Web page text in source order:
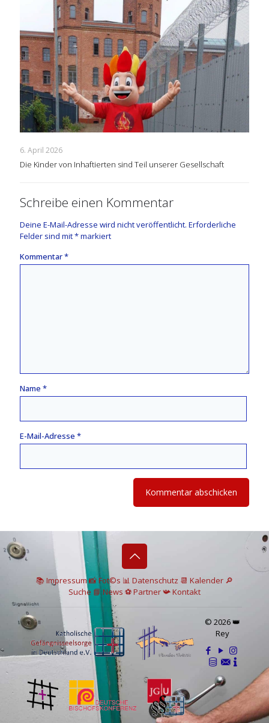
6. April 2026
Die Kinder von Inhaftierten sind Teil unserer Gesellschaft
Schreibe einen Kommentar
Deine E-Mail-Adresse wird nicht veröffentlicht. Erforderliche
Felder sind mit*markiert
Kommentar*
Name *
E-Mail-Adresse *
📚 Impressum📸Fot©s 📊 Datenschutz 📆 Kalender 🔎
Suche 📘 News ⚽Partner📯Kontakt
© 2026 👑
Rey